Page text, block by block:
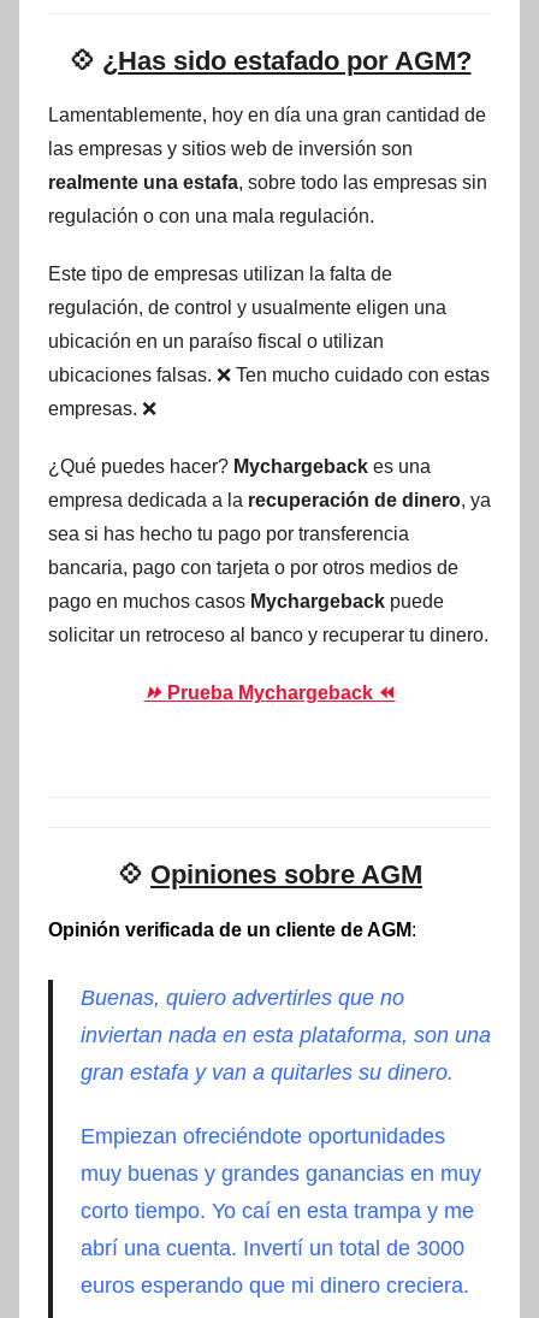
💠 ¿Has sido estafado por AGM?
Lamentablemente, hoy en día una gran cantidad de
las empresas y sitios web de inversión son
realmente una estafa, sobre todo las empresas sin
regulación o con una mala regulación.
Este tipo de empresas utilizan la falta de
regulación, de control y usualmente eligen una
ubicación en un paraíso fiscal o utilizan
ubicaciones falsas. ❌ Ten mucho cuidado con estas
empresas. ❌
¿Qué puedes hacer? Mychargeback es una
empresa dedicada a la recuperación de dinero, ya
sea si has hecho tu pago por transferencia
bancaria, pago con tarjeta o por otros medios de
pago en muchos casos Mychargeback puede
solicitar un retroceso al banco y recuperar tu dinero.
⏩ Prueba Mychargeback ⏪
💠 Opiniones sobre AGM
Opinión verificada de un cliente de AGM:
Buenas, quiero advertirles que no
inviertan nada en esta plataforma, son una
gran estafa y van a quitarles su dinero.
Empiezan ofreciéndoteoportunidades
muy buenas y grandes ganancias en muy
corto tiempo. Yo caí en esta trampay me
abrí una cuenta. Invertí un total de 3000
euros esperando que mi dinerocreciera.